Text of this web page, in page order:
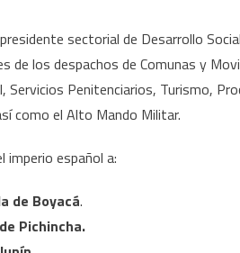
sectorial de Desarrollo
los despachos de Comunas y
Servicios Penitenciarios, Turismo,
como el Alto Mando Militar.
imperio español a:
de Boyacá.
Pichincha.